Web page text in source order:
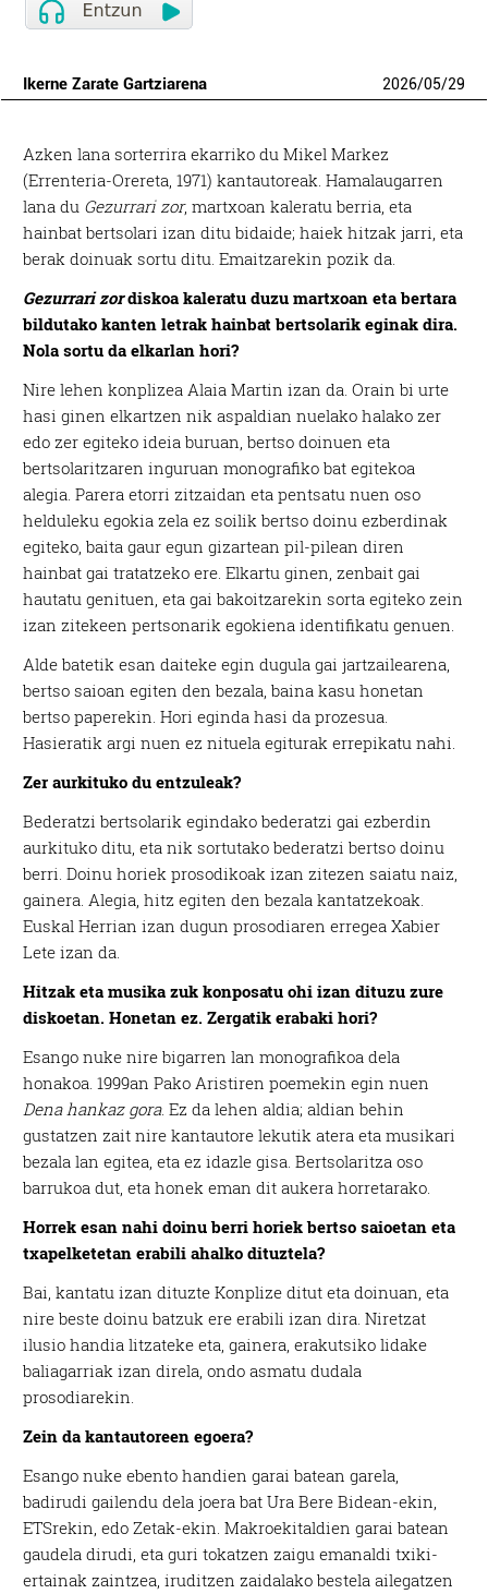
Ikerne Zarate Gartziarena 2026/05/29
Azken lana sorterrira ekarriko du Mikel Markez
(Errenteria-Orereta, 1971) kantautoreak. Hamalaugarren
lana du Gezurrari zor, martxoan kaleratu berria, eta
hainbat bertsolari izan ditu bidaide; haiek hitzak jarri, eta
berak doinuak sortu ditu. Emaitzarekin pozik da.
Gezurrari zordiskoa kaleratu duzu martxoan eta bertara
bildutako kanten letrak hainbat bertsolarik eginak dira.
Nola sortu da elkarlan hori?
Nire lehen konplizea Alaia Martin izan da. Orain bi urte
hasi ginen elkartzen nik aspaldian nuelako halako zer
edo zer egiteko ideia buruan, bertso doinuen eta
bertsolaritzaren inguruan monografiko bat egitekoa
alegia. Parera etorri zitzaidan eta pentsatu nuen oso
helduleku egokia zela ez soilik bertso doinu ezberdinak
egiteko, baita gaur egun gizartean pil-pilean diren
hainbat gai tratatzeko ere. Elkartu ginen, zenbait gai
hautatu genituen, eta gai bakoitzarekin sorta egiteko zein
izan zitekeen pertsonarik egokiena identifikatu genuen.
Alde batetik esan daiteke egin dugula gai jartzailearena,
bertso saioan egiten den bezala, baina kasu honetan
bertso paperekin. Hori eginda hasi da prozesua.
Hasieratik argi nuen ez nituela egiturak errepikatu nahi.
Zer aurkituko du entzuleak?
Bederatzi bertsolarik egindako bederatzi gai ezberdin
aurkituko ditu, eta nik sortutako bederatzi bertso doinu
berri. Doinu horiek prosodikoak izan zitezen saiatu naiz,
gainera. Alegia, hitz egiten den bezala kantatzekoak.
Euskal Herrian izan dugun prosodiaren erregea Xabier
Lete izan da.
Hitzak eta musika zuk konposatu ohi izan dituzu zure
diskoetan. Honetan ez. Zergatik erabaki hori?
Esango nuke nire bigarren lan monografikoa dela
honakoa. 1999an Pako Aristiren poemekin egin nuen
Dena hankaz gora. Ez da lehen aldia; aldian behin
gustatzen zait nire kantautore lekutik atera eta musikari
bezala lan egitea, eta ez idazle gisa. Bertsolaritza oso
barrukoa dut, eta honek eman dit aukera horretarako.
Horrek esan nahi doinu berri horiek bertso saioetan eta
txapelketetan erabili ahalko dituztela?
Bai, kantatu izan dituzte Konplize ditut eta doinuan, eta
nire beste doinu batzuk ere erabili izan dira. Niretzat
ilusio handia litzateke eta, gainera, erakutsiko lidake
baliagarriak izan direla, ondo asmatu dudala
prosodiarekin.
Zein da kantautoreen egoera?
Esango nuke ebento handien garai batean garela,
badirudi gailendu dela joera bat Ura Bere Bidean-ekin,
ETSrekin, edo Zetak-ekin. Makroekitaldien garai batean
gaudela dirudi, eta guri tokatzen zaigu emanaldi txiki-
ertainak zaintzea, iruditzen zaidalako bestela ailegatzen